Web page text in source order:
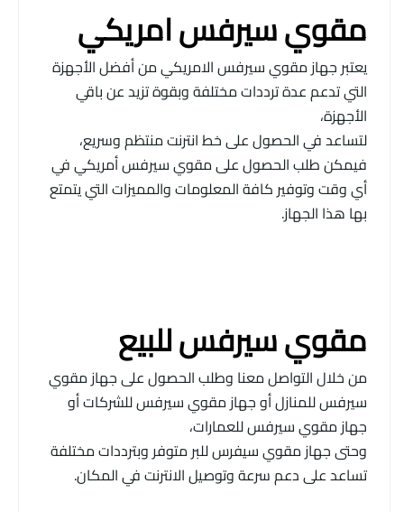
مقوي سيرفس امريكي
يعتبر جهاز مقوي سيرفس الامريكي من أفضل الأجهزة
التي تدعم عدة ترددات مختلفة وبقوة تزيد عن باقي
الأجهزة،
لتساعد في الحصول على خط انترنت منتظم وسريع،
فيمكن طلب الحصول على مقوي سيرفس أمريكي في
أي وقت وتوفير كافة المعلومات والمميزات التي يتمتع
بها هذا الجهاز.
مقوي سيرفس للبيع
من خلال التواصل معنا وطلب الحصول على جهاز مقوي
سيرفس للمنازل أو جهاز مقوي سيرفس للشركات أو
جهاز مقوي سيرفس للعمارات،
وحتى جهاز مقوي سيفرس للبر متوفر وبترددات مختلفة
تساعد على دعم سرعة وتوصيل الانترنت في المكان.